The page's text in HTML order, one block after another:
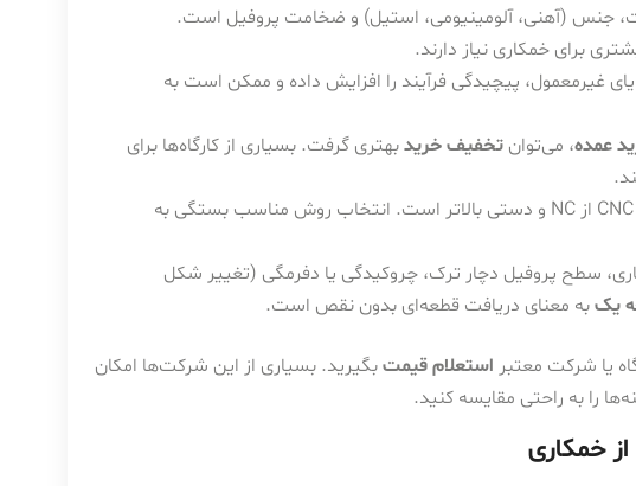
جنس (آهنی، آلومینیومی، استیل) و ضخامت پروفیل است.
برای خمکاری نیاز دارند.
غیرمعمول، پیچیدگی فرآیند را افزایش داده و ممکن است به
عمده، می‌توان تخفیف خریدبهتری گرفت. بسیاری از کارگاه‌ها برای
همانطور که اشاره شد، هزینه خمکاری CNC از NC و دستی بالاتر است. انتخاب روش مناسب بستگی به
سطح پروفیل دچار ترک، چروکیدگی یا دفرمگی (تغییر شکل
یکبه معنای دریافت قطعه‌ای بدون نقص است.
یا شرکت معتبر استعلام قیمتبگیرید. بسیاری از این شرکت‌ها امکان
را به راحتی مقایسه کنید.
خمکاری